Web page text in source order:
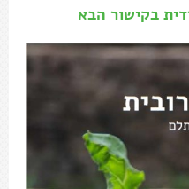
בקישור הבא